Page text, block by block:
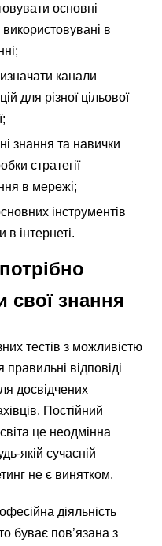
основні
в
канали
для різної цільової
знання та навички
стратегії
в мережі;
інструментів
в інтернеті.
свої знання
тестів з можливістю
правильні відповіді
досвідчених
Постійний
це неодмінна
якій сучасній
не є винятком.
діяльність
буває пов’язана з